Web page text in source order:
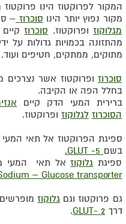
המקור לפרוקטוז הינו פרוקטוז
מקור נפוץ יותר הינו סוכרוז –
מגלוקוזופרוקטוז. סוכרוזקיים
מהתזונה בכמויות גדולות על
מתוקים, ממתקים, חטיפים ועוד.
סוכרוזופרוקטוז אשר נצרכים
בחלל הפה או הקיבה.
ברירית המעי הדק קיים
הסוכרוז לגלוקוזופרוקטוז.
ספיגת הפרוקטוז אל תאי
בשם
ספיגת גלוקוזאל תאי המעי
– Glucose transporter.
גם פרוקטוז וגם גלוקוז
דרך GLUT- 2
.